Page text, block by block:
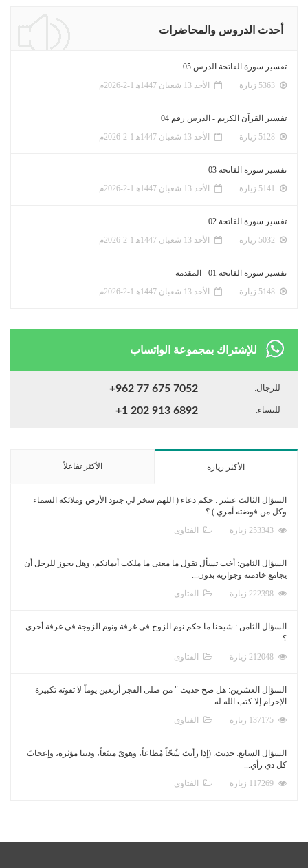
أحدث الدروس والمحاضرات
تفسير سورة الفاتحة الدرس 05
الأحد 13 شعبان 1447ﻫ 1-2-2026م
تفسير القرآن الكريم - الدرس رقم 04
الأحد 13 شعبان 1447ﻫ 1-2-2026م
تفسير سورة الفاتحة 03
الأحد 13 شعبان 1447ﻫ 1-2-2026م
تفسير سورة الفاتحة 02
الأحد 13 شعبان 1447ﻫ 1-2-2026م
تفسير سورة الفاتحة 01 - المقدمة
الأحد 13 شعبان 1447ﻫ 1-2-2026م
للإشتراك بمجموعة الواتساب
للرجال: +962 77 675 7052
للنساء: +1 202 913 6892
الأكثر زيارة الأكثر تفاعلاً
السؤال الثالث عشر : حكم دعاء ( اللهم سخر لي جنود الأرض وملائكة السماء
وكل من فوضته أمري ) ؟
الفتاوى
السؤال الثامن: أخت تسأل تقول ما معنى ما ملكت أيمانكم، وهل يجوز للرجل أن
يجامع خادمته وجواريه بدون...
الفتاوى
السؤال الثامن : شيخنا ما حكم نوم الزوج في غرفة ونوم الزوجة في غرفة أخرى
؟
الفتاوى
السؤال العشرين: هل صح حديث " من صلى الفجر أربعين يوماً لا تفوته تكبيرة
الإحرام إلا كتب الله له...
الفتاوى
السؤال السابع: حديث: (إذا رأيتَ شُحّاً مُطاعاً، وهوىً متبَعاً، ودنيا مؤثرة، وإعجابَ
كل ذي رأي...
الفتاوى